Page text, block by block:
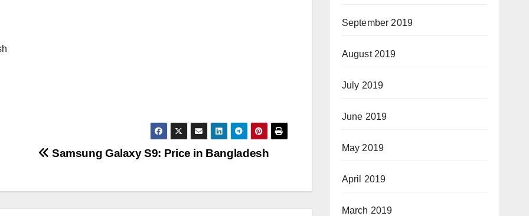
Samsung Galaxy S9: Price in Bangladesh
September 2019
August 2019
July 2019
June 2019
May 2019
April 2019
March 2019